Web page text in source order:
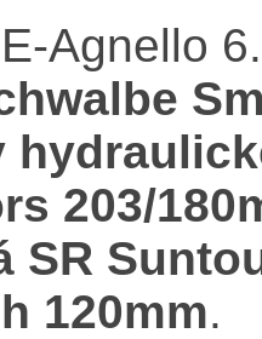
Agnello
203/
SR
120mm.